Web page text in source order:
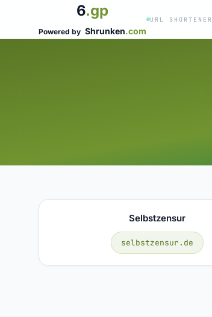
6.gp
Powered by Shrunken.com
URL SHORTENER
Selbstzensur
selbstzensur.de